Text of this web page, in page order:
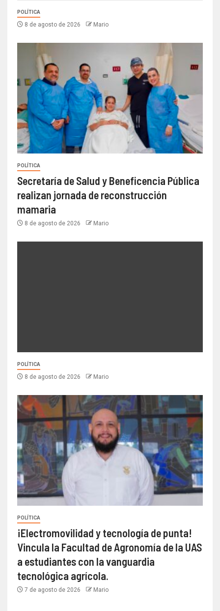
POLÍTICA
8 de agosto de 2026 Mario
POLÍTICA
Secretaría de Salud y Beneficencia Pública
realizan jornada de reconstrucción
mamaria
8 de agosto de 2026 Mario
POLÍTICA
8 de agosto de 2026 Mario
POLÍTICA
¡Electromovilidad y tecnología de punta!
Vincula la Facultad de Agronomía de la UAS
a estudiantes con la vanguardia
tecnológica agrícola.
7 de agosto de 2026 Mario